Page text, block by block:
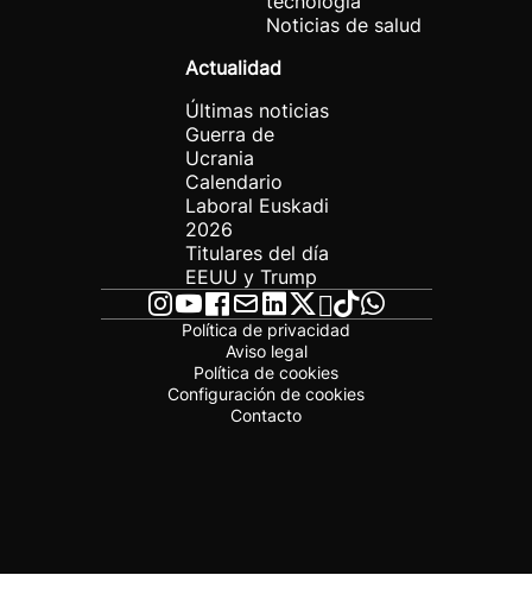
Noticias de salud
Actualidad
Últimas noticias
Guerra de
Ucrania
Calendario
Laboral Euskadi
2026
Titulares del día
EEUU y Trump
Política de privacidad
Aviso legal
Política de cookies
Configuración de cookies
Contacto